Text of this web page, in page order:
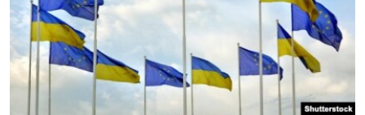
ДЕПОРТАЦІЯ
ВІДЕОУРОКИ «ELIFBE»
СВІДЧЕННЯ ОКУПАЦІЇ
УКРАЇНСЬКА ПРОБЛЕМА КРИМУ
ЯК ОБІЙТИ БЛОКУВАННЯ
Русский
Qırımtatar